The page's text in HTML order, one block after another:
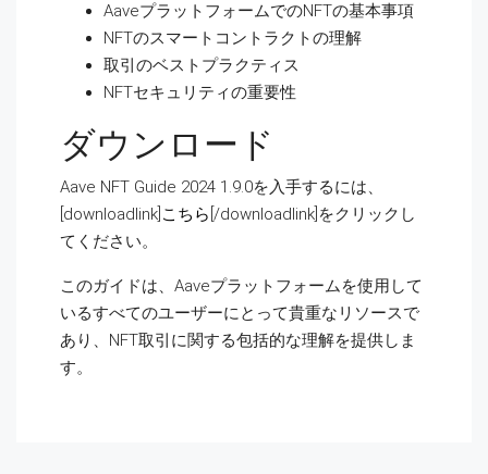
AaveプラットフォームでのNFTの基本事項
NFTのスマートコントラクトの理解
取引のベストプラクティス
NFTセキュリティの重要性
ダウンロード
Aave NFT Guide 2024 1.9.0を入手するには、
[downloadlink] こちら [/downloadlink]をクリックし
てください。
このガイドは、Aaveプラットフォームを使用して
いるすべてのユーザーにとって貴重なリソースで
あり、NFT取引に関する包括的な理解を提供しま
す。